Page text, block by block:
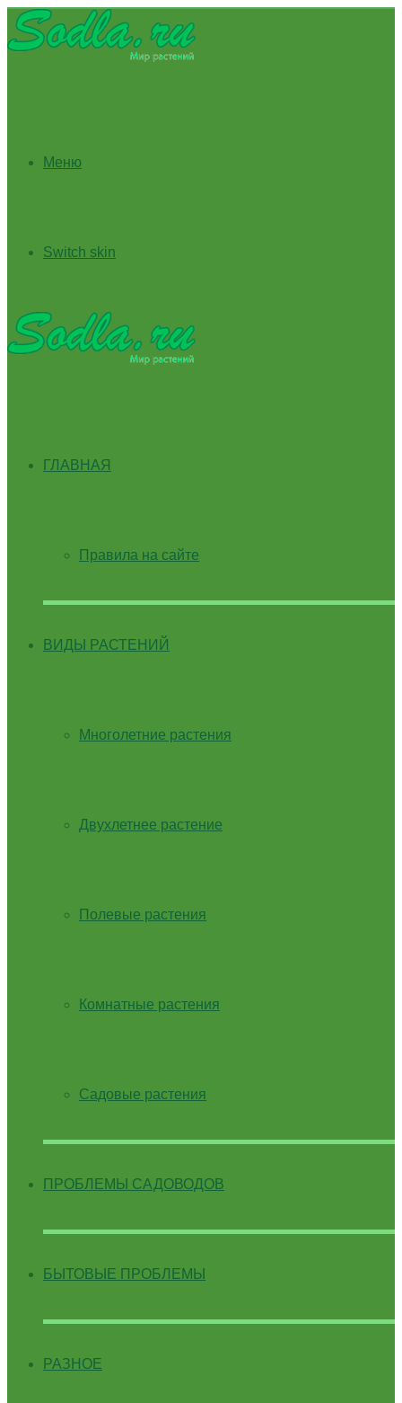
Меню
Switch skin
ГЛАВНАЯ
Правила на сайте
ВИДЫ РАСТЕНИЙ
Многолетние растения
Двухлетнее растение
Полевые растения
Комнатные растения
Садовые растения
ПРОБЛЕМЫ САДОВОДОВ
БЫТОВЫЕ ПРОБЛЕМЫ
РАЗНОЕ